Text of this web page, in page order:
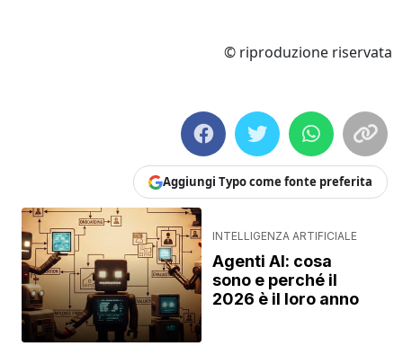
© riproduzione riservata
Aggiungi Typo come fonte preferita
INTELLIGENZA ARTIFICIALE
Agenti AI: cosa
sono e perché il
2026 è il loro anno